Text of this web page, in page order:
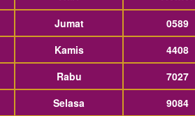
Jumat
0589
Kamis
4408
Rabu
7027
Selasa
9084